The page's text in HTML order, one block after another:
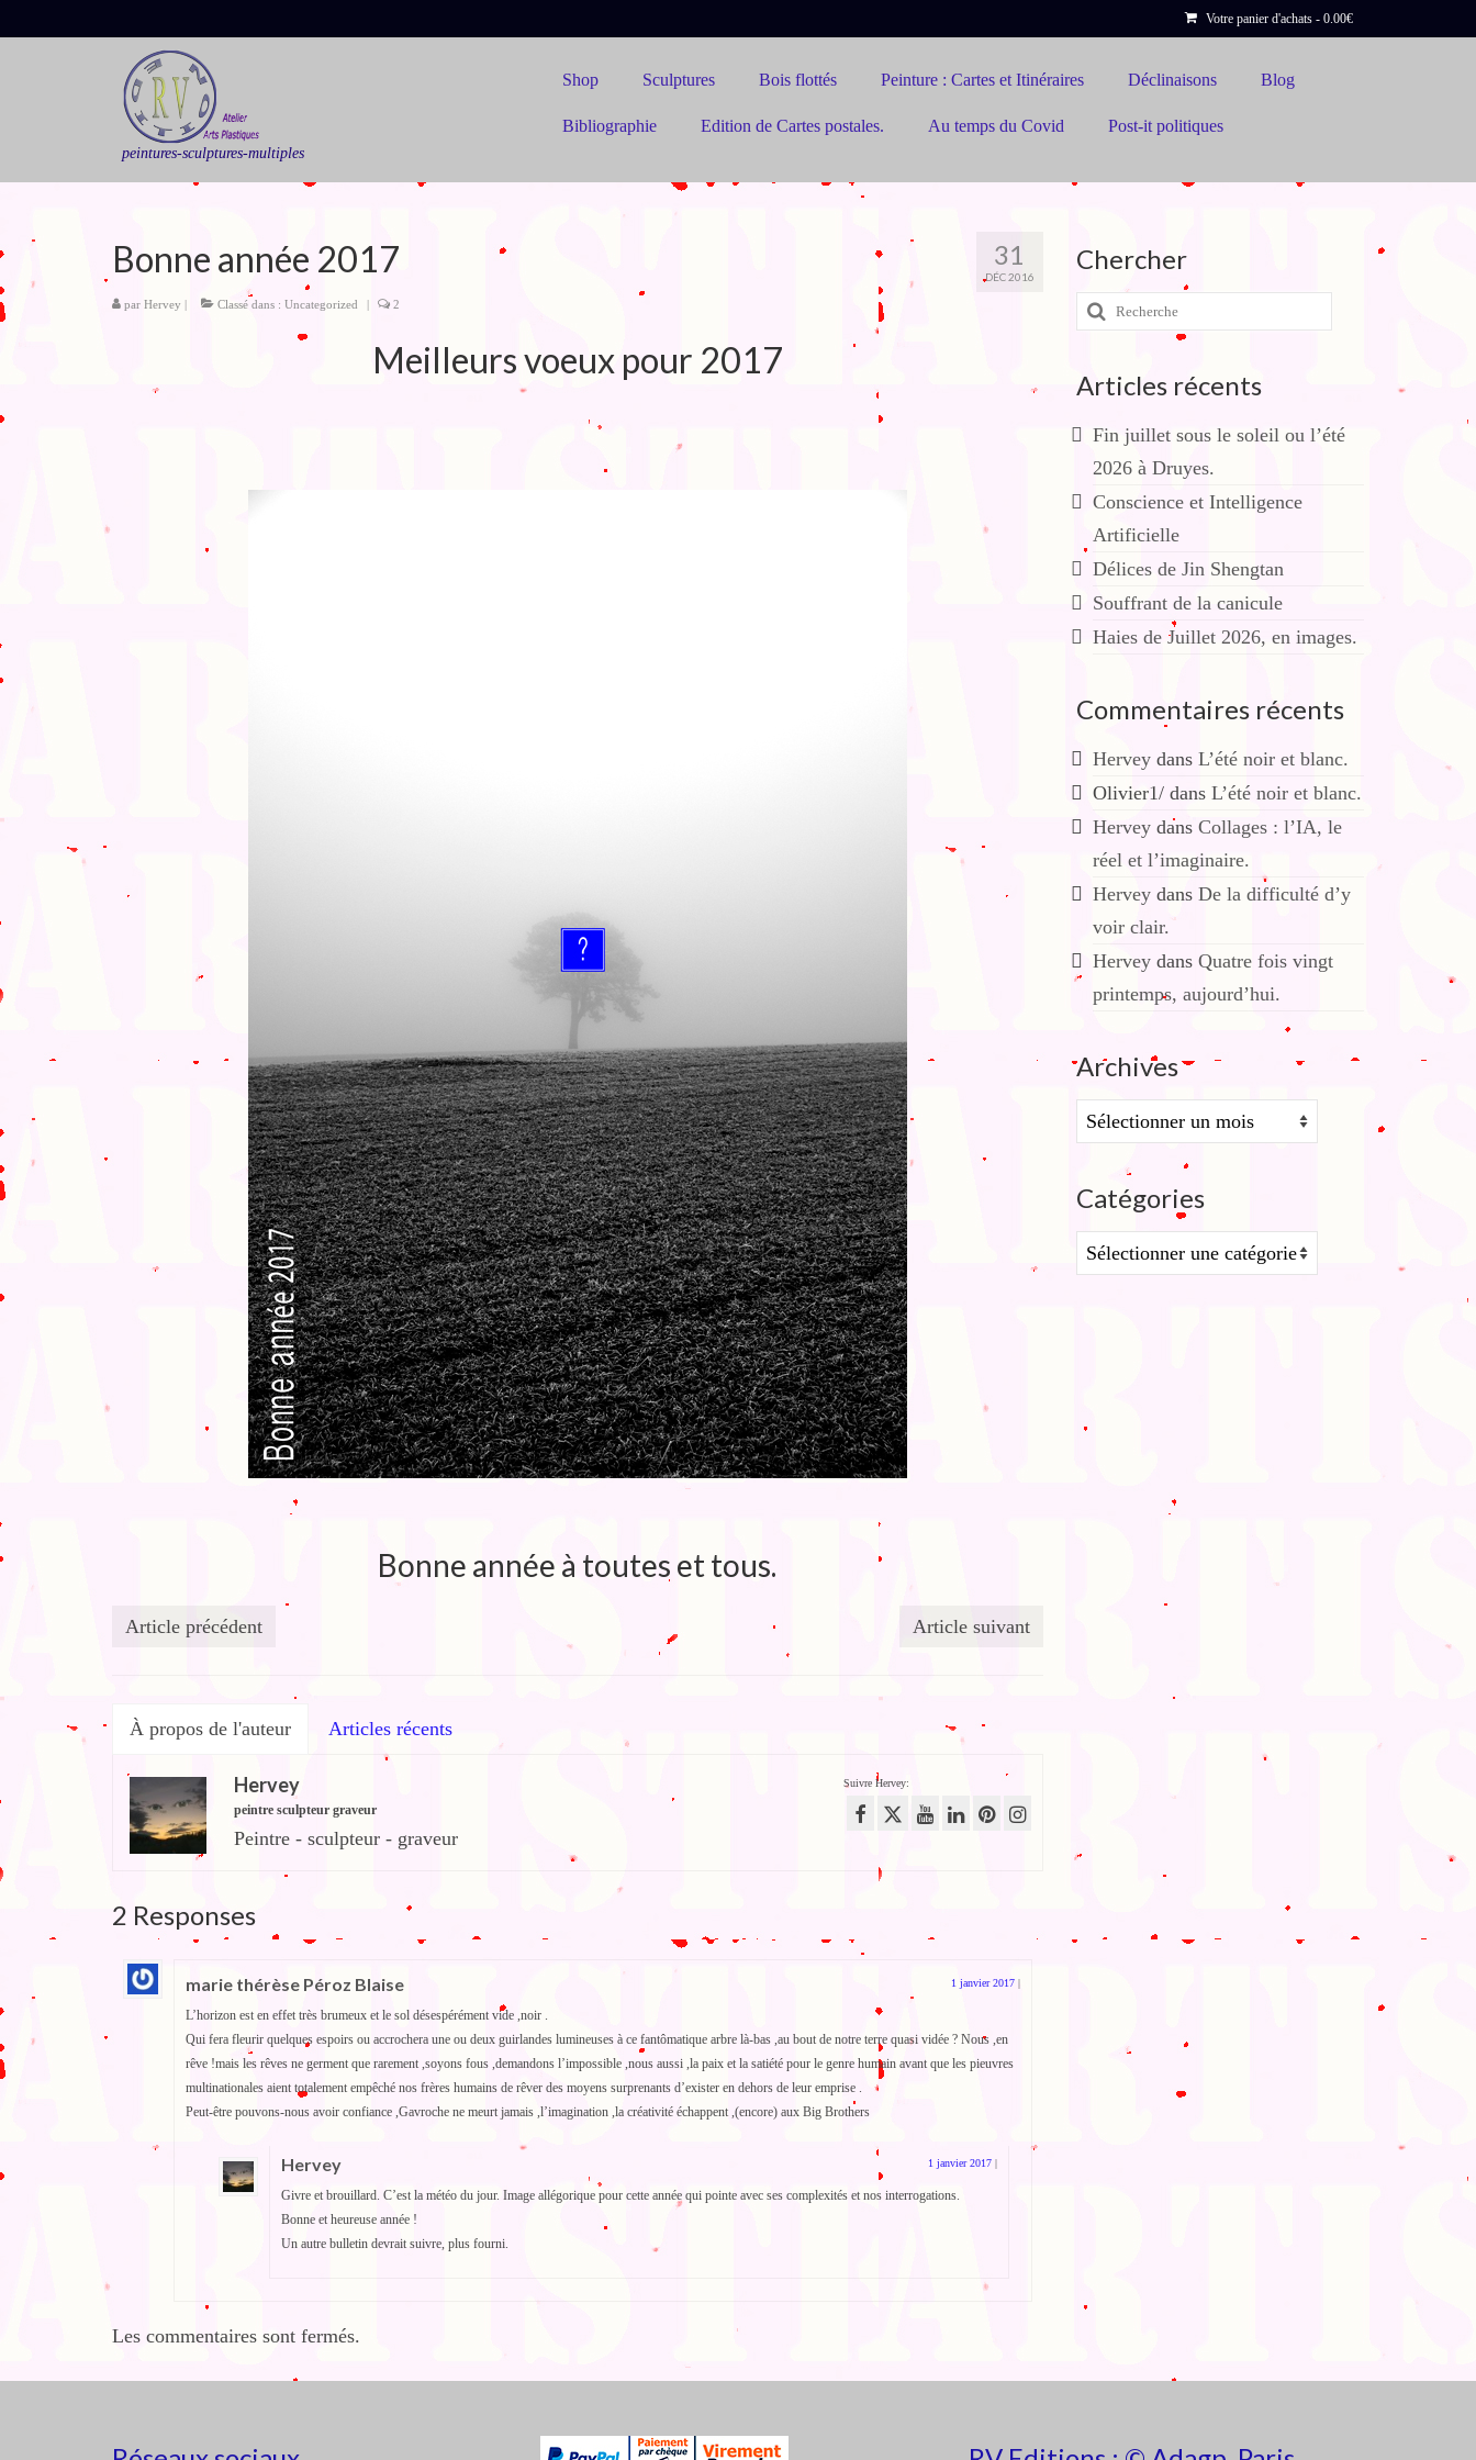
Votre panier d'achats - 0.00€
peintures-sculptures-multiples
Shop Sculptures Bois flottés Peinture : Cartes et Itinéraires Déclinaisons Blog
Bibliographie Edition de Cartes postales. Au temps du Covid Post-it politiques
31
DÉC 2016
Bonne année 2017
par Hervey | Classé dans : Uncategorized | 2
Meilleurs voeux pour 2017
Bonne année à toutes et tous.
Article précédent Article suivant
À propos de l'auteur Articles récents
Suivre Hervey:
Hervey
peintre sculpteur graveur
Peintre - sculpteur - graveur
2 Responses
marie thérèse Péroz Blaise 1 janvier 2017 |
L’horizon est en effet très brumeux et le sol désespérément vide ,noir .
Qui fera fleurir quelques espoirs ou accrochera une ou deux guirlandes lumineuses à ce fantômatique arbre là-bas ,au bout de notre terre quasi vidée ? Nous ,en
rêve !mais les rêves ne germent que rarement ,soyons fous ,demandons l’impossible ,nous aussi ,la paix et la satiété pour le genre humain avant que les pieuvres
multinationales aient totalement empêché nos frères humains de rêver des moyens surprenants d’exister en dehors de leur emprise .
Peut-être pouvons-nous avoir confiance ,Gavroche ne meurt jamais ,l’imagination ,la créativité échappent ,(encore) aux Big Brothers
Hervey 1 janvier 2017 |
Givre et brouillard. C’est la météo du jour. Image allégorique pour cette année qui pointe avec ses complexités et nos interrogations.
Bonne et heureuse année !
Un autre bulletin devrait suivre, plus fourni.
Les commentaires sont fermés.
Chercher
Rechercher
:
Articles récents
Fin juillet sous le soleil ou l’été
2026 à Druyes.
Conscience et Intelligence
Artificielle
Délices de Jin Shengtan
Souffrant de la canicule
Haies de Juillet 2026, en images.
Commentaires récents
Herveydans L’été noir et blanc.
Olivier1/dans L’été noir et blanc.
Herveydans Collages : l’IA, le
réel et l’imaginaire.
Herveydans De la difficulté d’y
voir clair.
Herveydans Quatre fois vingt
printemps, aujourd’hui.
Archives
Archives
Catégories
Catégories